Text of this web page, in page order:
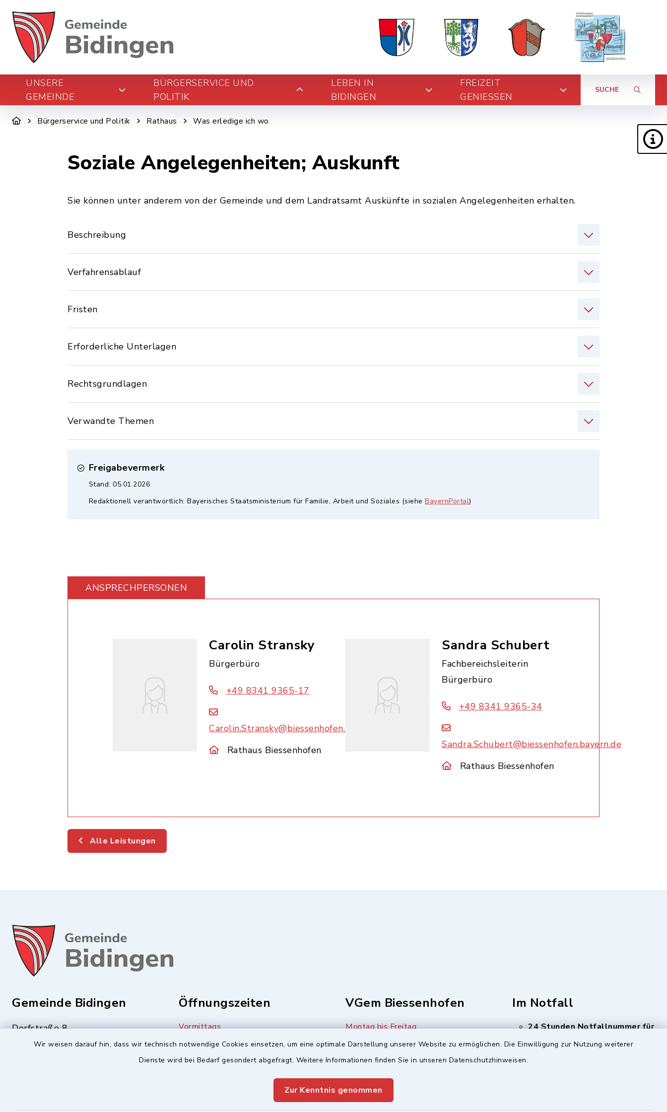
Wir weisen darauf hin, dass wir technisch notwendige Cookies einsetzen, um eine optimale Darstellung unserer Website zu ermöglichen. Die Einwilligung zur Nutzung weiterer
Dienste wird bei Bedarf gesondert abgefragt. Weitere Informationen finden Sie in unseren Datenschutzhinweisen.
Zur Kenntnis genommen
UNSERE
GEMEINDE
BÜRGERSERVICE UND
POLITIK
LEBEN IN
BIDINGEN
FREIZEIT
GENIESSEN
SUCHE
Bürgerservice und Politik Rathaus Was erledige ich wo
Soziale Angelegenheiten; Auskunft
Sie können unter anderem von der Gemeinde und dem Landratsamt Auskünfte in sozialen Angelegenheiten erhalten.
Beschreibung
Verfahrensablauf
Fristen
Erforderliche Unterlagen
Rechtsgrundlagen
Verwandte Themen
Freigabevermerk
Stand: 05.01.2026
Redaktionell verantwortlich: Bayerisches Staatsministerium für Familie, Arbeit und Soziales (siehe BayernPortal)
ANSPRECHPERSONEN
Carolin Stransky
Bürgerbüro
+49 8341 9365-17
Carolin.Stransky@biessenhofen.bayern.de
Rathaus Biessenhofen
Sandra Schubert
Fachbereichsleiterin
Bürgerbüro
+49 8341 9365-34
Sandra.Schubert@biessenhofen.bayern.de
Rathaus Biessenhofen
Alle Leistungen
Gemeinde Bidingen
Dorfstraße 8
87651 Bidingen
Öffnungszeiten
Vormittags
Dienstag 08:00-12:00 Uhr
Mittwoch 16:00-18:00 Uhr
VGem Biessenhofen
Montag bis Freitag
8:00-12:00 Uhr
14:00-17:00 Uhr
Im Notfall
24 Stunden Notfallnummer für
08348 1261